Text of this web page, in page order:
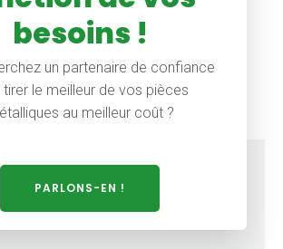
besoins !
un partenaire de confiance
tirer le meilleur de vos pièces
au meilleur coût ?
PARLONS-EN !